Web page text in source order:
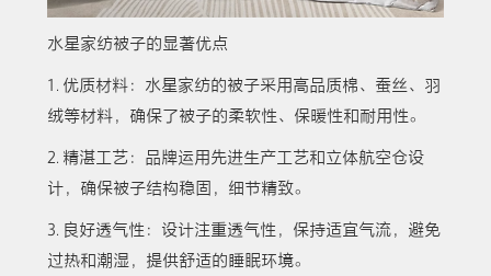
水星家纺被子的显著优点
1. 优质材料：水星家纺的被子采用高品质棉、蚕丝、羽
绒等材料，确保了被子的柔软性、保暖性和耐用性。
2. 精湛工艺：品牌运用先进生产工艺和立体航空仓设
计，确保被子结构稳固，细节精致。
3. 良好透气性：设计注重透气性，保持适宜气流，避免
过热和潮湿，提供舒适的睡眠环境。